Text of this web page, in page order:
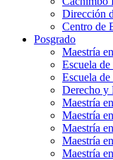
Dirección
Centro de
Posgrado
Maestría
Escuela
Escuela
Derecho y
Maestría
Maestría
Maestría
Maestría
Maestría